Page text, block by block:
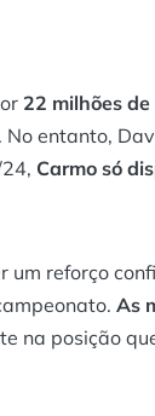
22 milhões de
entanto,
Carmo só
um reforço
As
na posição